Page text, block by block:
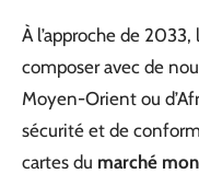
À l’approche de
composer avec de
Moyen-Orient ou
sécurité et de
cartes du marché